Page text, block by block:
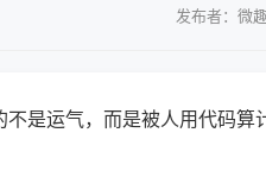
发布者：微
是运气，而是被人用代码